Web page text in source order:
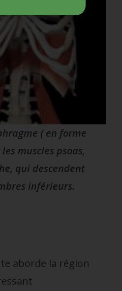
( en forme
muscles psoas,
qui descendent
inférieurs.
aborde la région